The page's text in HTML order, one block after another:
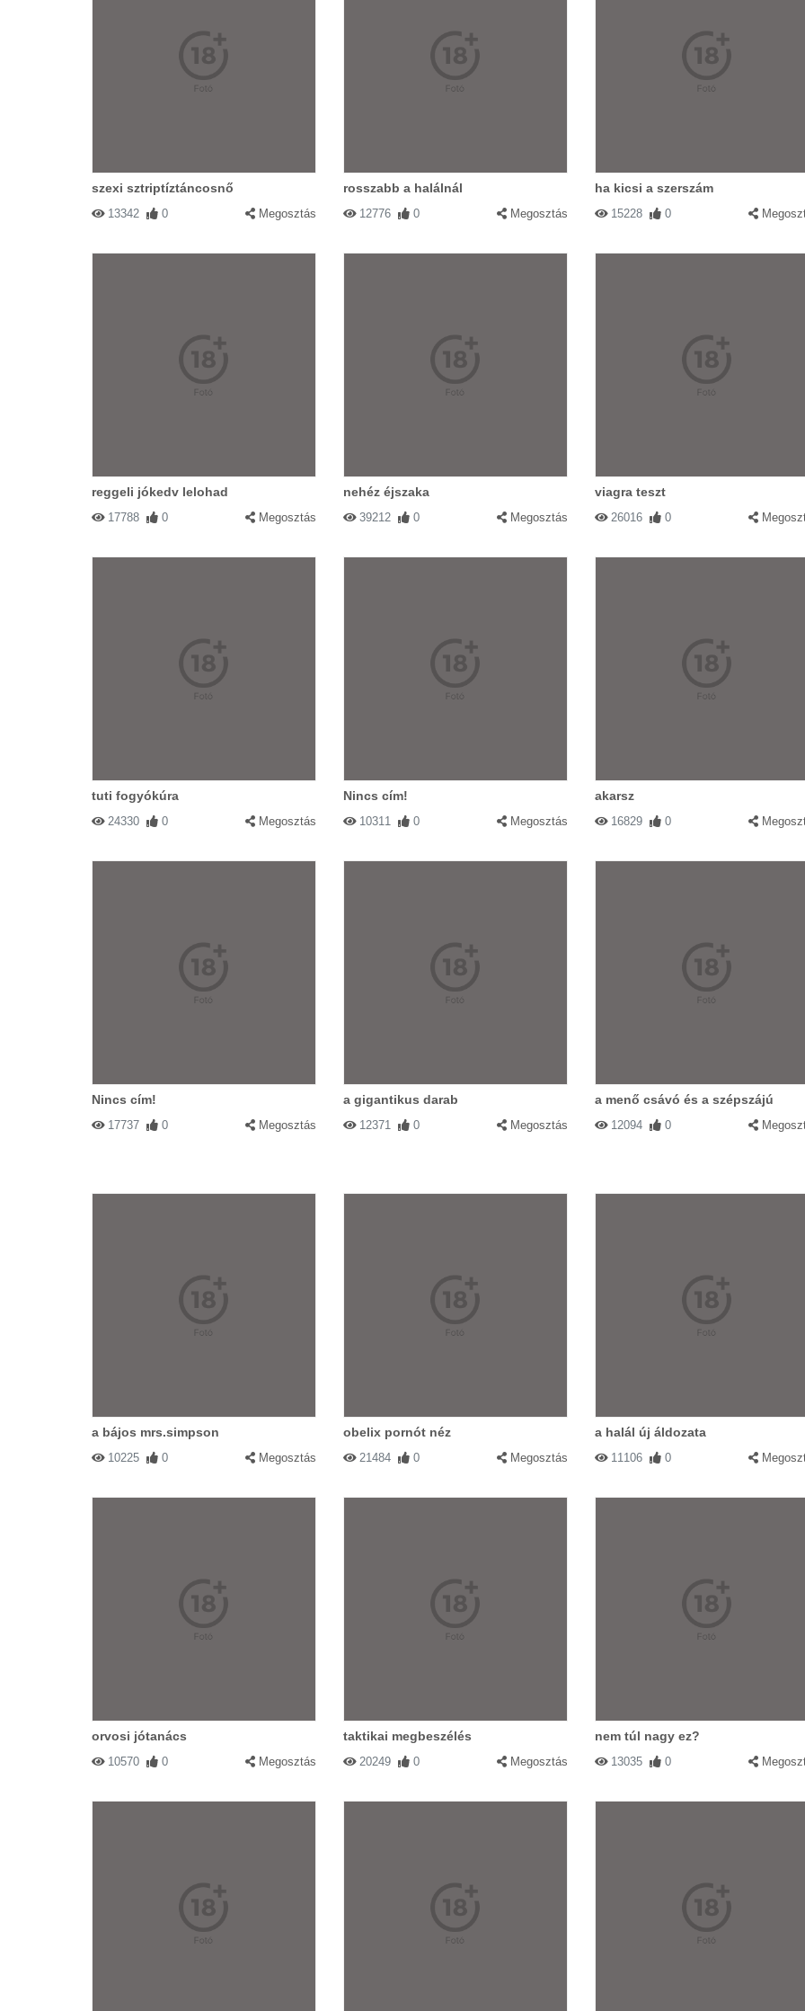
szexi sztriptíztáncosnő
13342 0 Megosztás
rosszabb a halálnál
12776 0 Megosztás
ha kicsi a szerszám
15228 0
reggeli jókedv lelohad
17788 0 Megosztás
nehéz éjszaka
39212 0 Megosztás
viagra teszt
26016 0
tuti fogyókúra
24330 0 Megosztás
Nincs cím!
10311 0 Megosztás
akarsz
16829 0
Nincs cím!
17737 0 Megosztás
a gigantikus darab
12371 0 Megosztás
a menő csávó és a szépszájú
12094 0
a bájos mrs.simpson
10225 0 Megosztás
obelix pornót néz
21484 0 Megosztás
a halál új áldozata
11106 0
orvosi jótanács
10570 0 Megosztás
taktikai megbeszélés
20249 0 Megosztás
nem túl nagy ez?
13035 0